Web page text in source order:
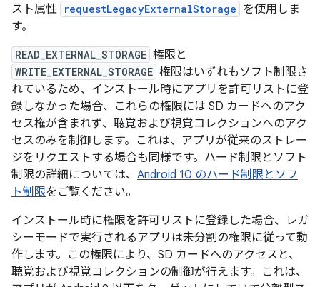
スト属性 requestLegacyExternalStorage を使用しま
す。
READ_EXTERNAL_STORAGE 権限と
WRITE_EXTERNAL_STORAGE 権限はいずれもソフト制限さ
れているため、インストール時にアプリを許可リストに登
録しなかった場合、これらの権限には SD カードへのアク
セス権が含まれず、聴覚および視覚コレクションへのアク
セスのみを制御します。これは、アプリが従来のストレー
ジをリクエストする場合も同様です。ハード制限とソフト
制限の詳細については、 Android 10 のハード制限とソフ
ト制限をご覧ください。
インストール時に権限を許可リストに登録した場合、レガ
シーモードで実行されるアプリは未分割の権限に従って動
作します。この権限により、SD カードへのアクセスと、
聴覚および視覚コレクションの制御が行えます。これは、